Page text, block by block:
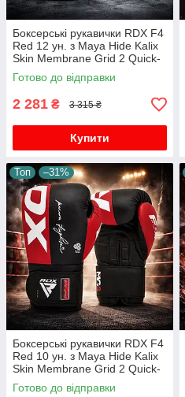
Боксерські рукавички RDX F4
Red 12 ун. з Maya Hide Kalix
Skin Membrane Grid 2 Quick-
EZ фіксація для тренувань та
спарингів
Готово до відправки
2 281 ₴ 3 315 ₴
Купити
Топ –31%
Боксерські рукавички RDX F4
Red 10 ун. з Maya Hide Kalix
Skin Membrane Grid 2 Quick-
EZ фіксація для тренувань та
спарингів
Готово до відправки